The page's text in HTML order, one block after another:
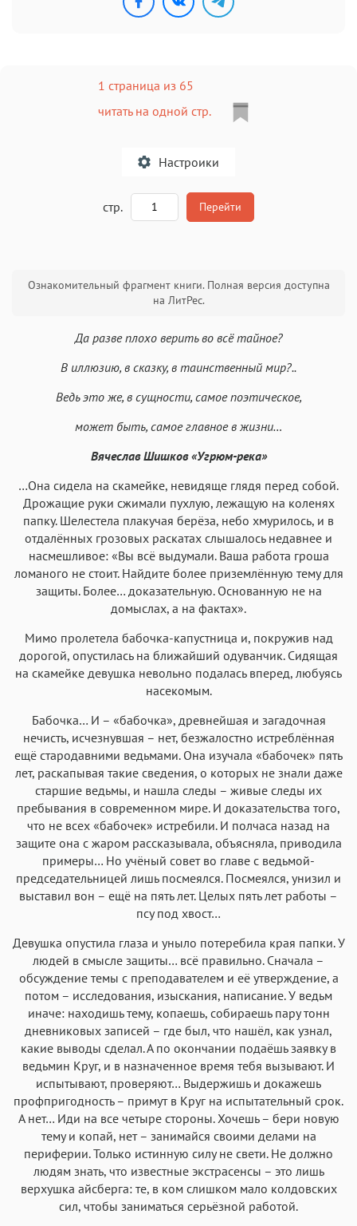
1 страница из 65
читать на одной стр.
Настроики
Аа
Roboto Garamond Fira Sans Times
Аа
San Francisco Аа
SF Serif
Аа
Helvetica Neue
Аа
Arial Аа
Georgia
Аа
Times New Roman
Аа
Courier
Аа
Courier New
Аа
Menlo
Аа
SF Mono
стр. Перейти
Ознакомительный фрагмент книги. Полная версия доступна
на ЛитРес.
Да разве плохо верить во всё тайное?
В иллюзию, в сказку, в таинственный мир?..
Ведь это же, в сущности, самое поэтическое,
может быть, самое главное в жизни…
Вячеслав Шишков «Угрюм-река»
…Она сидела на скамейке, невидяще глядя перед собой.
Дрожащие руки сжимали пухлую, лежащую на коленях
папку. Шелестела плакучая берёза, небо хмурилось, и в
отдалённых грозовых раскатах слышалось недавнее и
насмешливое: «Вы всё выдумали. Ваша работа гроша
ломаного не стоит. Найдите более приземлённую тему для
защиты. Более… доказательную. Основанную не на
домыслах, а на фактах».
Мимо пролетела бабочка-капустница и, покружив над
дорогой, опустилась на ближайший одуванчик. Сидящая
на скамейке девушка невольно подалась вперед, любуясь
насекомым.
Бабочка… И – «бабочка», древнейшая и загадочная
нечисть, исчезнувшая – нет, безжалостно истреблённая
ещё стародавними ведьмами. Она изучала «бабочек» пять
лет, раскапывая такие сведения, о которых не знали даже
старшие ведьмы, и нашла следы – живые следы их
пребывания в современном мире. И доказательства того,
что не всех «бабочек» истребили. И полчаса назад на
защите она с жаром рассказывала, объясняла, приводила
примеры… Но учёный совет во главе с ведьмой-
председательницей лишь посмеялся. Посмеялся, унизил и
выставил вон – ещё на пять лет. Целых пять лет работы –
псу под хвост…
Девушка опустила глаза и уныло потеребила края папки. У
людей в смысле защиты… всё правильно. Сначала –
обсуждение темы с преподавателем и её утверждение, а
потом – исследования, изыскания, написание. У ведьм
иначе: находишь тему, копаешь, собираешь пару тонн
дневниковых записей – где был, что нашёл, как узнал,
какие выводы сделал. А по окончании подаёшь заявку в
ведьмин Круг, и в назначенное время тебя вызывают. И
испытывают, проверяют… Выдержишь и докажешь
профпригодность – примут в Круг на испытательный срок.
А нет… Иди на все четыре стороны. Хочешь – бери новую
тему и копай, нет – занимайся своими делами на
периферии. Только истинную силу не свети. Не должно
людям знать, что известные экстрасенсы – это лишь
верхушка айсберга: те, в ком слишком мало колдовских
сил, чтобы заниматься серьёзной работой.